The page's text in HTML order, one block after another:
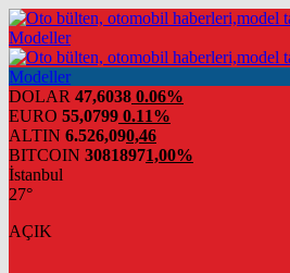
DOLAR 47,6038 0.06%
EURO 55,0799 0.11%
ALTIN 6.526,090,46
BITCOIN 30818971,00%
İstanbul
27°
AÇIK